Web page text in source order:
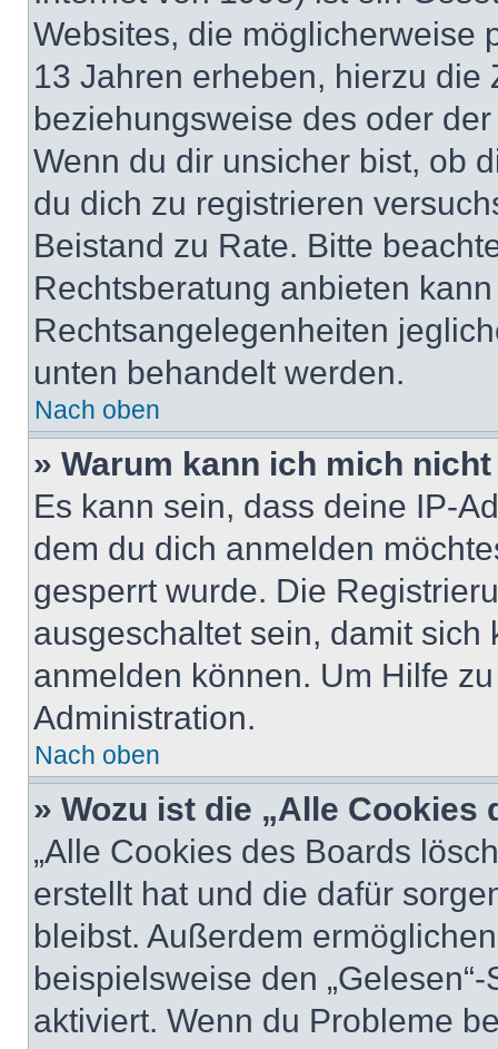
Websites, die möglicherweise
13 Jahren erheben, hierzu die
beziehungsweise des oder
Wenn du dir unsicher bist, ob
du dich zu registrieren
Beistand zu Rate. Bitte
Rechtsberatung anbieten
Rechtsangelegenheiten
unten behandelt werden.
Nach oben
» Warum kann ich mich
Es kann sein, dass deine IP-
dem du dich anmelden
gesperrt wurde. Die
ausgeschaltet sein, damit
anmelden können. Um Hilfe
Administration.
Nach oben
» Wozu ist die „Alle
„Alle Cookies des Boards
erstellt hat und die dafür
bleibst. Außerdem
beispielsweise den
aktiviert. Wenn du Probleme